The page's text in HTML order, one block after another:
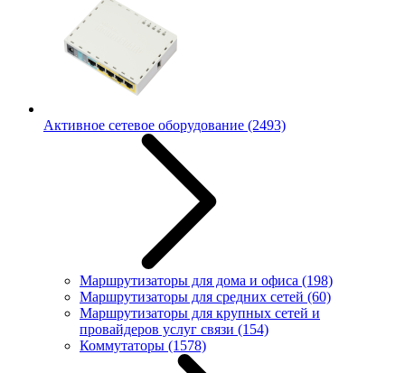
Активное сетевое оборудование (2493)
Маршрутизаторы для дома и офиса (198)
Маршрутизаторы для средних сетей (60)
Маршрутизаторы для крупных сетей и
провайдеров услуг связи (154)
Коммутаторы (1578)